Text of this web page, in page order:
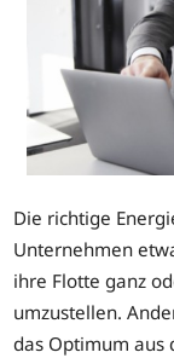
Die richtige
Unternehmen
ihre Flotte ganz
umzustellen.
das Optimum aus